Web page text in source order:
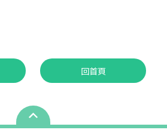
回首頁